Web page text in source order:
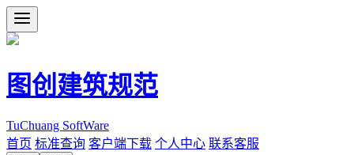
图创建筑规范
TuChuang SoftWare
首页 标准查询 客户端下载 个人中心 联系客服